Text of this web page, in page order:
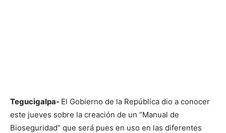
Tegucigalpa- El Gobierno de la República dio a conocer
este jueves sobre la creación de un “Manual de
Bioseguridad” que será pues en uso en las diferentes